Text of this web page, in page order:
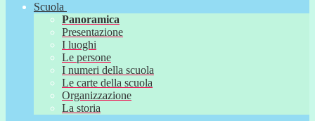
Scuola
Panoramica
Presentazione
I luoghi
Le persone
I numeri della scuola
Le carte della scuola
Organizzazione
La storia